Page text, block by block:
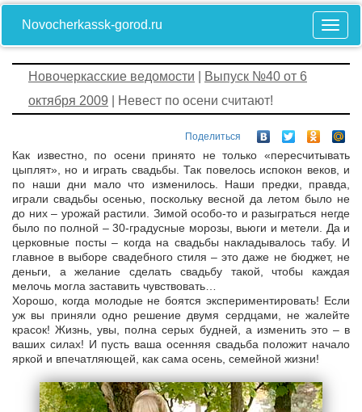
Novocherkassk-gorod.ru
Новочеркасские ведомости
Выпуск №40 от 6
октября 2009 | Невест по осени считают!
Поделиться
Как известно, по осени принято не только «пересчитывать
цыплят», но и играть свадьбы. Так повелось испокон веков, и
по наши дни мало что изменилось. Наши предки, правда,
играли свадьбы осенью, поскольку весной да летом было не
до них – урожай растили. Зимой особо-то и разыграться негде
было по полной – 30-градусные морозы, вьюги и метели. Да и
церковные посты – когда на свадьбы накладывалось табу. И
главное в выборе свадебного стиля – это даже не бюджет, не
деньги, а желание сделать свадьбу такой, чтобы каждая
мелочь могла заставить чувствовать…
Хорошо, когда молодые не боятся экспериментировать! Если
уж вы приняли одно решение двумя сердцами, не жалейте
красок! Жизнь, увы, полна серых будней, а изменить это – в
ваших силах! И пусть ваша осенняя свадьба положит начало
яркой и впечатляющей, как сама осень, семейной жизни!